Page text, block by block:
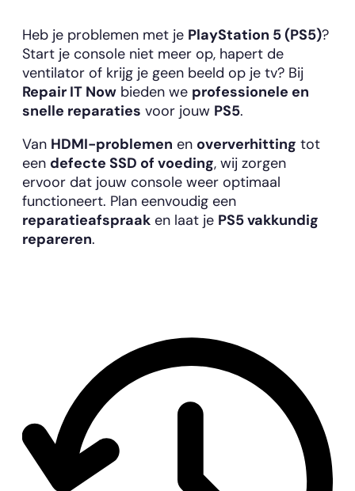
Heb je problemen met je PlayStation 5 (PS5)?
Start je console niet meer op, hapert de
ventilator of krijg je geen beeld op je tv? Bij
Repair IT Now bieden we professionele en
snelle reparaties voor jouw PS5.
Van HDMI-problemen en oververhitting tot
een defecte SSD of voeding, wij zorgen
ervoor dat jouw console weer optimaal
functioneert. Plan eenvoudig een
reparatieafspraak en laat je PS5 vakkundig
repareren.